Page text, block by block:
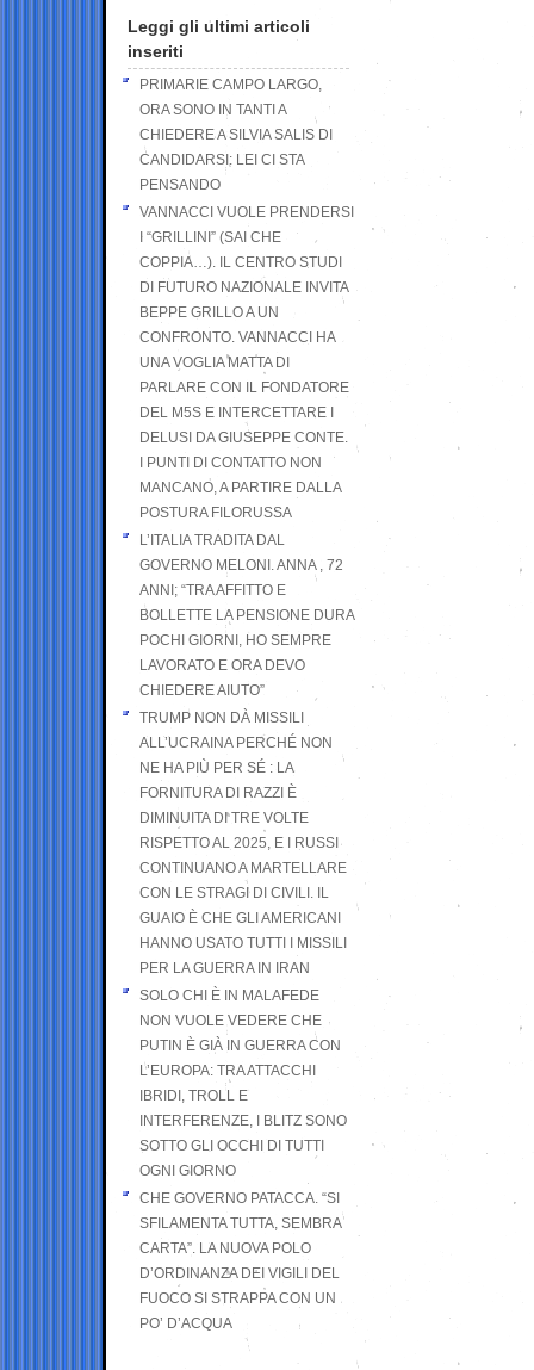
Leggi gli ultimi articoli
inseriti
PRIMARIE CAMPO LARGO,
ORA SONO IN TANTI A
CHIEDERE A SILVIA SALIS DI
CANDIDARSI: LEI CI STA
PENSANDO
VANNACCI VUOLE PRENDERSI
I “GRILLINI” (SAI CHE
COPPIA…). IL CENTRO STUDI
DI FUTURO NAZIONALE INVITA
BEPPE GRILLO A UN
CONFRONTO. VANNACCI HA
UNA VOGLIA MATTA DI
PARLARE CON IL FONDATORE
DEL M5S E INTERCETTARE I
DELUSI DA GIUSEPPE CONTE.
I PUNTI DI CONTATTO NON
MANCANO, A PARTIRE DALLA
POSTURA FILORUSSA
L’ITALIA TRADITA DAL
GOVERNO MELONI. ANNA , 72
ANNI; “TRA AFFITTO E
BOLLETTE LA PENSIONE DURA
POCHI GIORNI, HO SEMPRE
LAVORATO E ORA DEVO
CHIEDERE AIUTO”
TRUMP NON DÀ MISSILI
ALL’UCRAINA PERCHÉ NON
NE HA PIÙ PER SÉ : LA
FORNITURA DI RAZZI È
DIMINUITA DI TRE VOLTE
RISPETTO AL 2025, E I RUSSI
CONTINUANO A MARTELLARE
CON LE STRAGI DI CIVILI. IL
GUAIO È CHE GLI AMERICANI
HANNO USATO TUTTI I MISSILI
PER LA GUERRA IN IRAN
SOLO CHI È IN MALAFEDE
NON VUOLE VEDERE CHE
PUTIN È GIÀ IN GUERRA CON
L’EUROPA: TRA ATTACCHI
IBRIDI, TROLL E
INTERFERENZE, I BLITZ SONO
SOTTO GLI OCCHI DI TUTTI
OGNI GIORNO
CHE GOVERNO PATACCA. “SI
SFILAMENTA TUTTA, SEMBRA
CARTA”. LA NUOVA POLO
D’ORDINANZA DEI VIGILI DEL
FUOCO SI STRAPPA CON UN
PO’ D’ACQUA